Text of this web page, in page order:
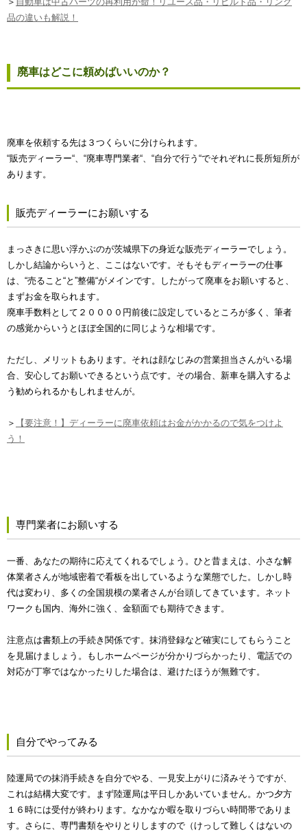
品の違いも解説！
廃車はどこに頼めばいいのか？
廃車を依頼する先は３つくらいに分けられます。
“販売ディーラー“、“廃車専門業者“、“自分で行う“でそれぞれに長所短所が
あります。
販売ディーラーにお願いする
まっさきに思い浮かぶのが茨城県下の身近な販売ディーラーでしょう。
しかし結論からいうと、ここはないです。そもそもディーラーの仕事
は、“売ること“と”整備“がメインです。したがって廃車をお願いすると、
まずお金を取られます。
廃車手数料として２００００円前後に設定しているところが多く、筆者
の感覚からいうとほぼ全国的に同じような相場です。
ただし、メリットもあります。それは顔なじみの営業担当さんがいる場
合、安心してお願いできるという点です。その場合、新車を購入するよ
う勧められるかもしれませんが。
＞
【要注意！】ディーラーに廃車依頼はお金がかかるので気をつけよ
う！
専門業者にお願いする
一番、あなたの期待に応えてくれるでしょう。ひと昔まえは、小さな解
体業者さんが地域密着で看板を出しているような業態でした。しかし時
代は変わり、多くの全国規模の業者さんが台頭してきています。ネット
ワークも国内、海外に強く、金額面でも期待できます。
注意点は書類上の手続き関係です。抹消登録など確実にしてもらうこと
を見届けましょう。もしホームページが分かりづらかったり、電話での
対応が丁寧ではなかったりした場合は、避けたほうが無難です。
自分でやってみる
陸運局での抹消手続きを自分でやる、一見安上がりに済みそうですが、
これは結構大変です。まず陸運局は平日しかあいていません。かつ夕方
１６時には受付が終わります。なかなか暇を取りづらい時間帯でありま
す。さらに、専門書類をやりとりしますので（けっして難しくはないの